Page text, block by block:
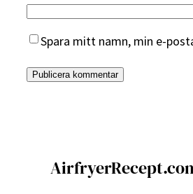
Spara mitt namn, min e-